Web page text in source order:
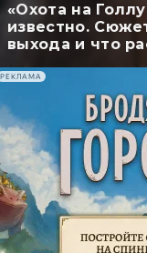
«Охота на
известно.
выхода и что
РЕКЛАМА